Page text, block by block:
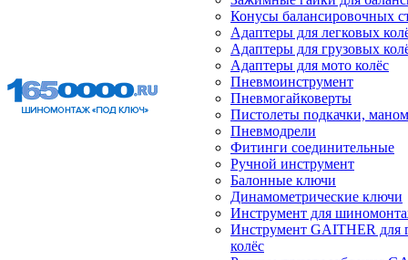
Конусы балансировочных
Адаптеры для легковых
Адаптеры для грузовых
Адаптеры для мото колёс
Пневмоинструмент
Пневмогайковерты
Пистолеты подкачки,
Пневмодрели
Фитинги соединительные
Ручной инструмент
Балонные ключи
Динамометрические ключи
Инструмент для
Инструмент GAITHER для
колёс